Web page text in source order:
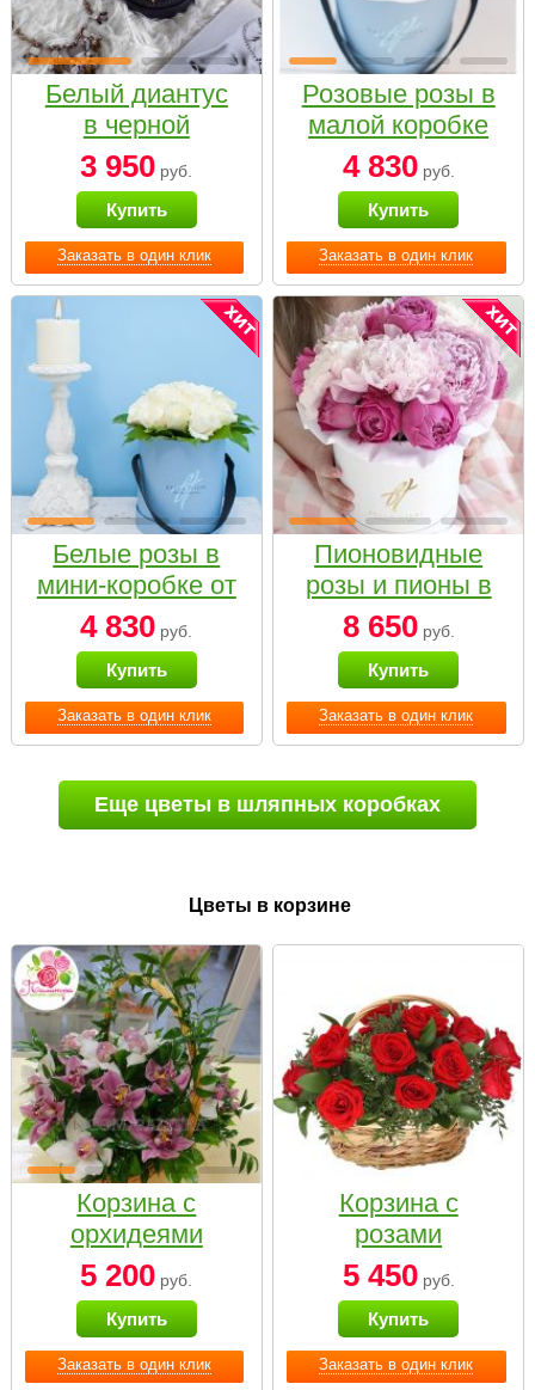
Заказать в один клик
Белый диантус
в черной
коробке Small
3 950 руб.
Купить
Заказать в один клик
Розовые розы в
малой коробке
4 830руб.
Купить
Заказать в один клик
Белые розы в
мини-коробке от
Bella Fiori
4 830 руб.
Купить
Заказать в один клик
Пионовидные
розы и пионы в
белой коробке
Small
8 650руб.
Купить
Еще цветы в шляпных коробках
Цветы в корзине
Заказать в один клик
Корзина с
орхидеями
малая
5 200 руб.
Купить
Заказать в один клик
Корзина с
розами
«Красный
Париж»
5 450руб.
Купить